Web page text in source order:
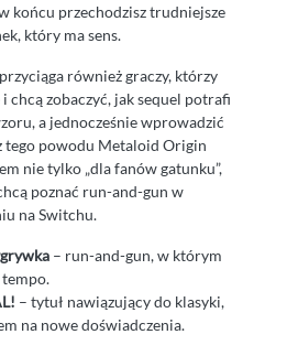
końcu przechodzisz trudniejsze
który ma sens.
również graczy, którzy
chcą zobaczyć, jak sequel potrafi
a jednocześnie wprowadzić
tego powodu Metaloid Origin
nie tylko „dla fanów gatunku”,
poznać run-and-gun w
na Switchu.
– run-and-gun, w którym
– tytuł nawiązujący do klasyki,
na nowe doświadczenia.